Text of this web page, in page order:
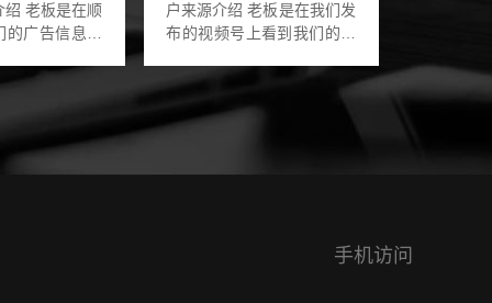
在顺
的广告信息，
能软件。功能
团秒杀商品预
户来源介绍 老板是在我们发
布的视频号上看到我们的广
软件不错，就像找我们做一
款类似的研学软件定制。老
板给的需求就...
手机访问